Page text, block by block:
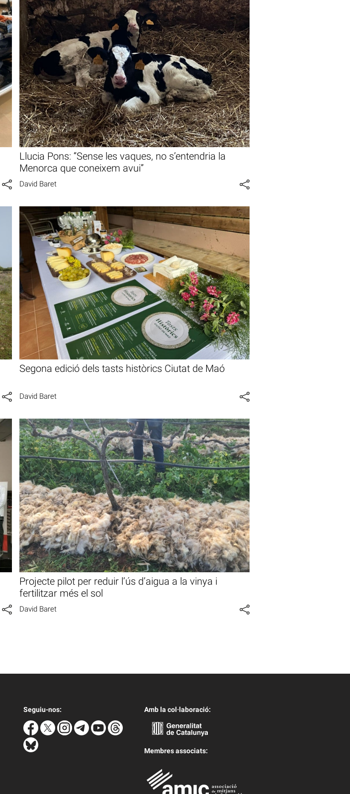
Llucia Pons: “Sense les vaques, no s’entendria la
Menorca que coneixem avui”
David Baret
Segona edició dels tasts històrics Ciutat de Maó
David Baret
Projecte pilot per reduir l’ús d’aigua a la vinya i
fertilitzar més el sol
David Baret
Seguiu-nos: Amb la col·laboració:
Membres associats: